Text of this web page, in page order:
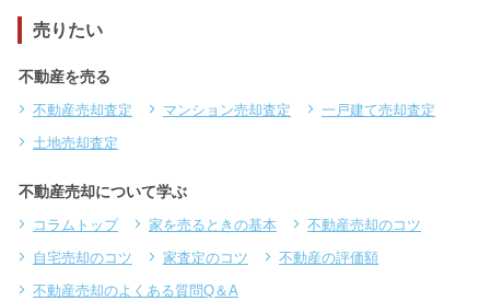
売りたい
不動産を売る
不動産売却査定 マンション売却査定
一戸建て売却査定
土地売却査定
不動産売却について学ぶ
コラムトップ 家を売るときの基本
不動産売却のコツ
自宅売却のコツ
家査定のコツ
不動産の評価額
不動産売却のよくある質問Q＆A